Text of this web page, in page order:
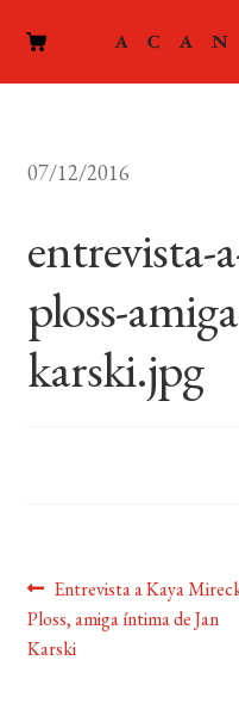
07/12/2016
entrevista-
ploss-
karski.jpg
Navegación
de
Anterior:
Entrevista a Kaya
Ploss, amiga íntima de Jan
Karski